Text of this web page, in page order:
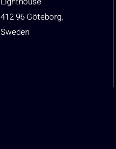
412 96 Göteborg,
Sweden